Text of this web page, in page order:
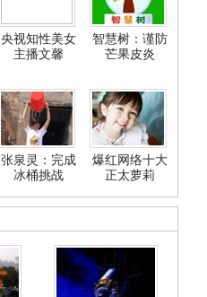
央视知性美女
主播文馨
智慧树：谨防
芒果皮炎
张泉灵：完成
冰桶挑战
爆红网络十大
正太萝莉